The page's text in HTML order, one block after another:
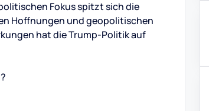
Fokus spitzt sich die
Hoffnungen und geopolitischen
hat die Trump-Politik auf